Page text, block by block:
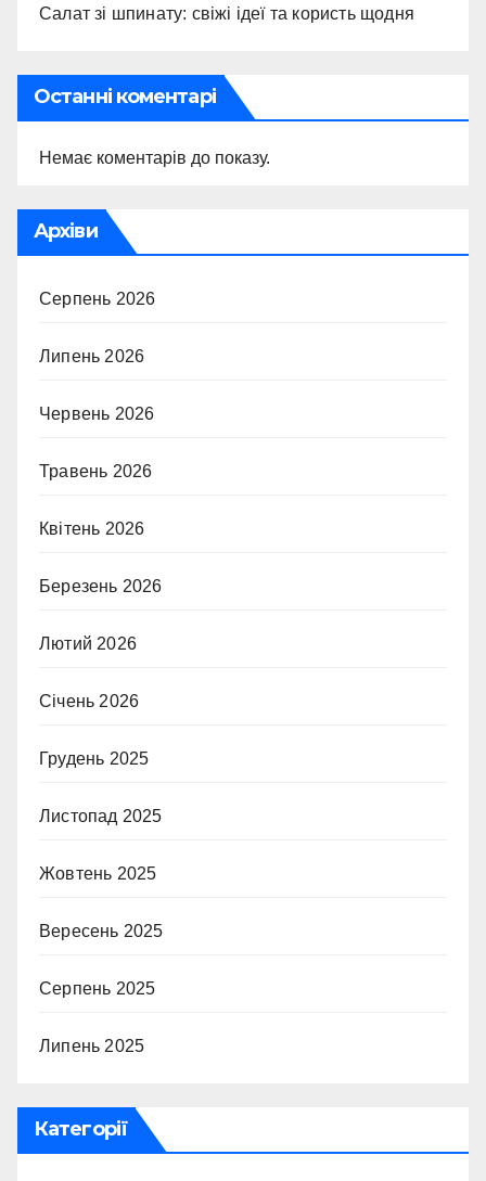
Салат зі шпинату: свіжі ідеї та користь щодня
Останні коментарі
Немає коментарів до показу.
Архіви
Серпень 2026
Липень 2026
Червень 2026
Травень 2026
Квітень 2026
Березень 2026
Лютий 2026
Січень 2026
Грудень 2025
Листопад 2025
Жовтень 2025
Вересень 2025
Серпень 2025
Липень 2025
Категорії